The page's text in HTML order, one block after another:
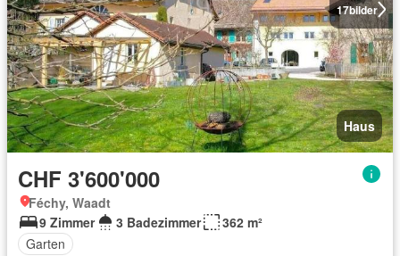
17bilder
Haus
CHF 3'600'000
Féchy, Waadt
9 Zimmer
3 Badezimmer
362 m²
Garten